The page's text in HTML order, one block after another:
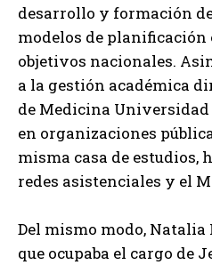
desarrollo y formación
modelos de planificación
objetivos nacionales.
a la gestión académica
de Medicina
en organizaciones
misma casa de estudios,
redes asistenciales y el
Del mismo modo,
que ocupaba el cargo de